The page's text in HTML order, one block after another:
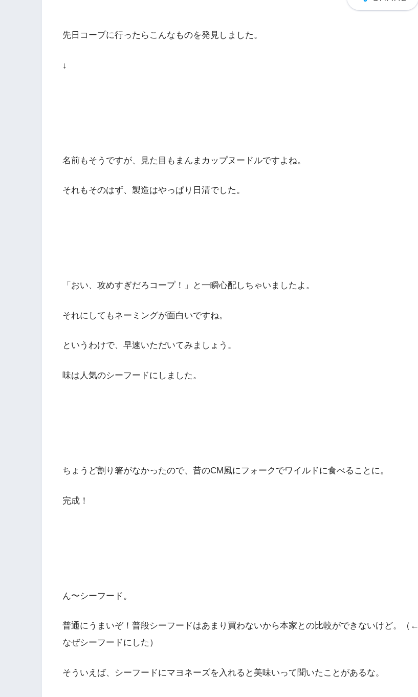
先日コープに行ったらこんなものを発見しました。
↓
名前もそうですが、見た目もまんまカップヌードルですよね。
それもそのはず、製造はやっぱり日清でした。
「おい、攻めすぎだろコープ！」と一瞬心配しちゃいましたよ。
それにしてもネーミングが面白いですね。
というわけで、早速いただいてみましょう。
味は人気のシーフードにしました。
ちょうど割り箸がなかったので、昔のCM風にフォークでワイルドに食べることに。
完成！
ん〜シーフード。
普通にうまいぞ！普段シーフードはあまり買わないから本家との比較ができないけど。（←
なぜシーフードにした）
そういえば、シーフードにマヨネーズを入れると美味いって聞いたことがあるな。